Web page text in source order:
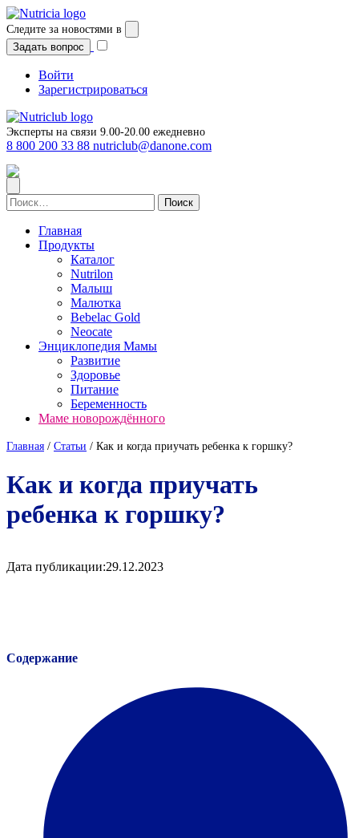
Перейти
к
содержимому
Следите за новостями в
Задать вопрос
Войти
Зарегистрироваться
Эксперты на связи 9.00-20.00 ежедневно
8 800 200 33 88 nutriclub@danone.com
Найти:
Главная
Продукты
Каталог
Nutrilon
Малыш
Малютка
Bebelac Gold
Neocate
Энциклопедия Мамы
Развитие
Здоровье
Питание
Беременность
Маме новорождённого
Главная / Cтатьи / Как и когда приучать ребенка к горшку?
Как и когда приучать
ребенка к горшку?
Дата публикации:29.12.2023
Содержание